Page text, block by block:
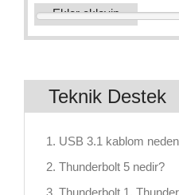
Ekler ekleyin
Teknik Destek
1. USB 3.1 kablom
2. Thunderbolt 5 nedir?
3. Thunderbolt 1,